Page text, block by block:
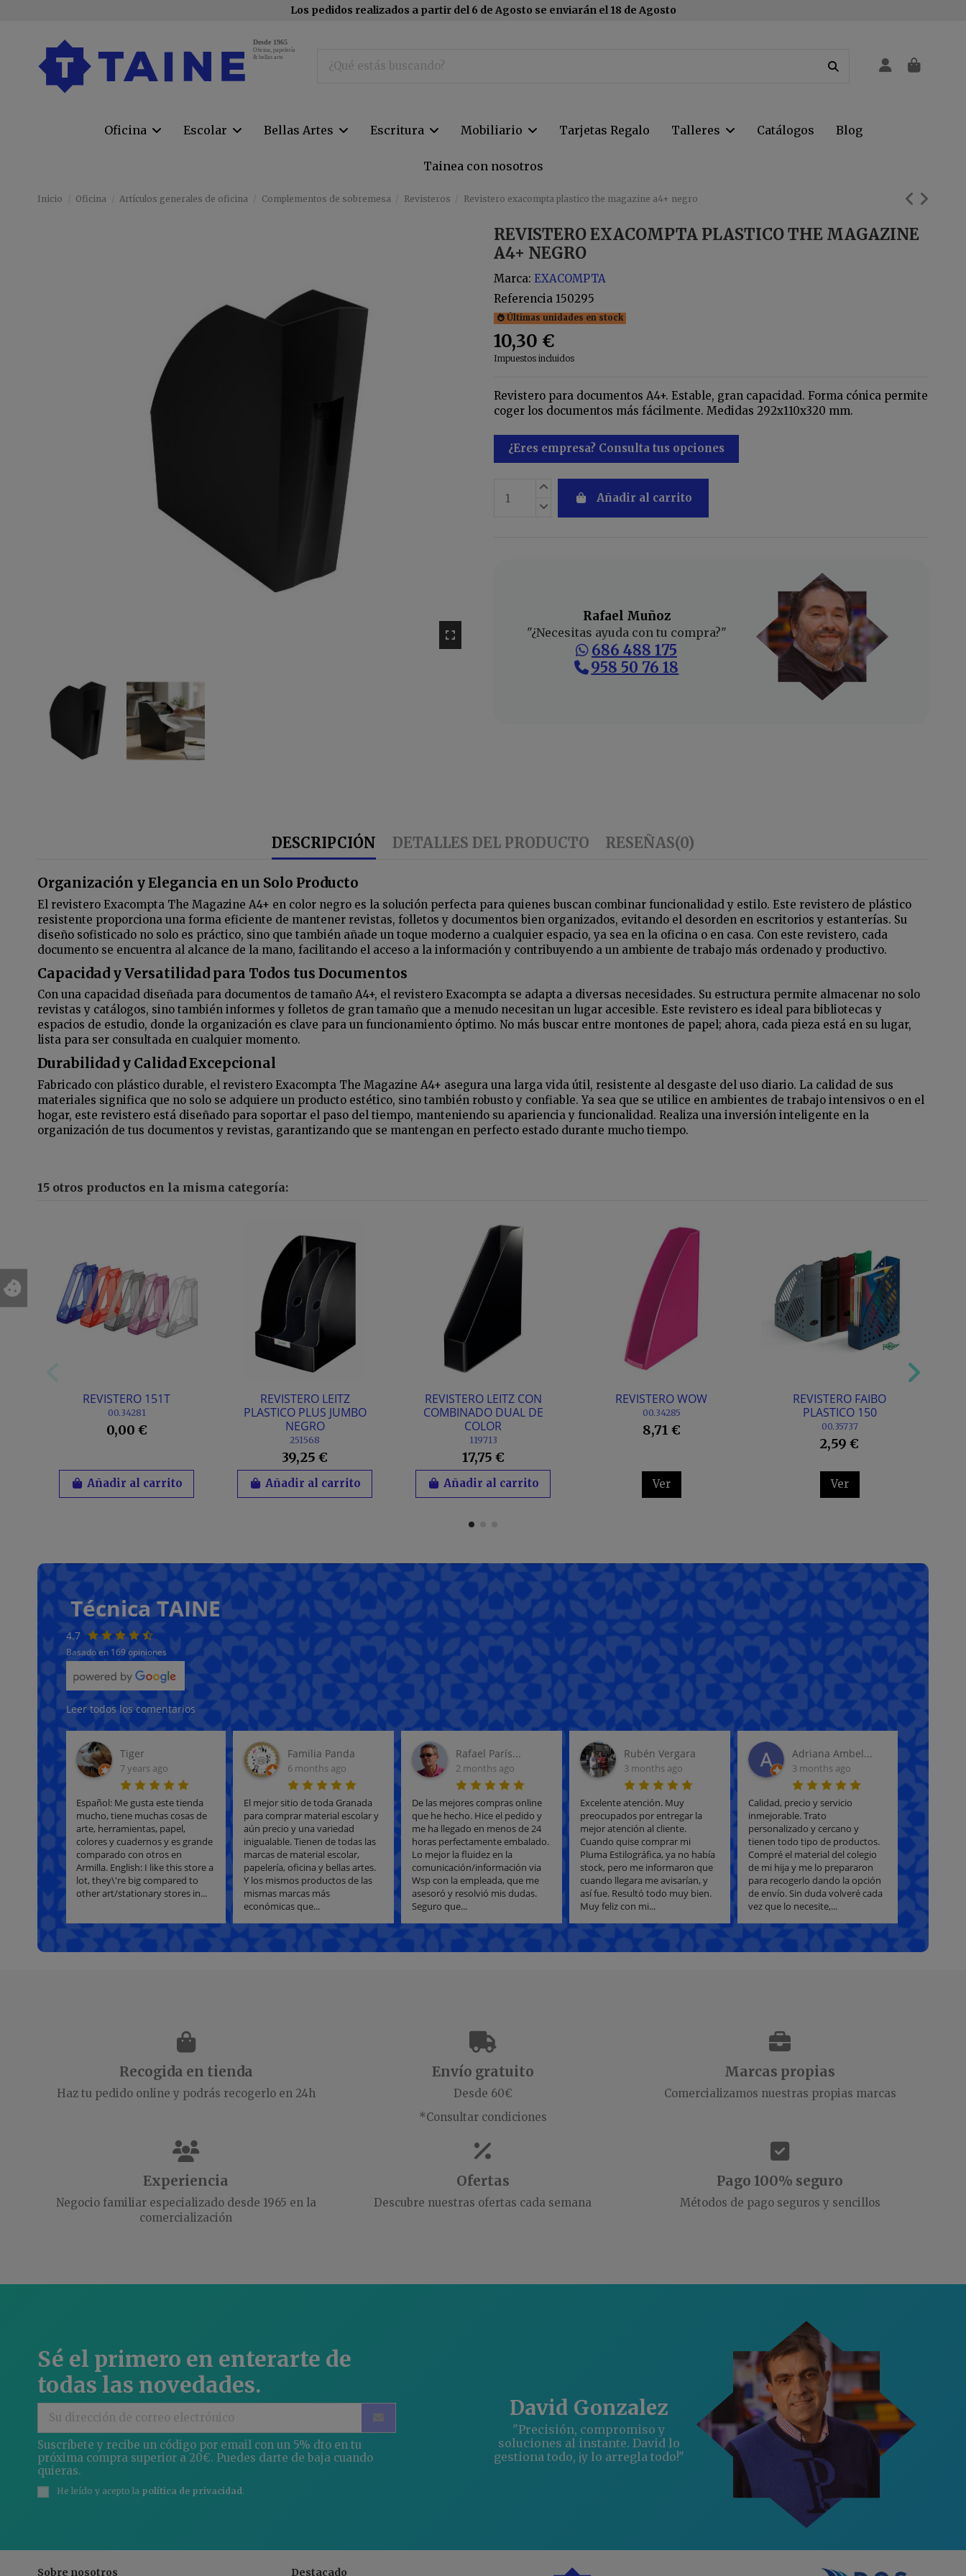
Los pedidos realizados a partir del 6 de Agosto se enviarán el 18 de Agosto
Desde 1965
Oﬁcina, papelería
& bellas arte
Oficina Escolar Bellas Artes Escritura Mobiliario Tarjetas Regalo Talleres Catálogos Blog
Tainea con nosotros
Inicio Oficina Artículos generales de oficina Complementos de sobremesa Revisteros Revistero exacompta plastico the magazine a4+ negro
REVISTERO EXACOMPTA PLASTICO THE MAGAZINE
A4+ NEGRO
Marca: EXACOMPTA
Referencia 150295
Últimas unidades en stock
10,30 €
Impuestos incluidos
Revistero para documentos A4+. Estable, gran capacidad. Forma cónica permite
coger los documentos más fácilmente. Medidas 292x110x320 mm.
¿Eres empresa? Consulta tus opciones
Añadir al carrito
Rafael Muñoz
"¿Necesitas ayuda con tu compra?"
686 488 175
958 50 76 18
DESCRIPCIÓN DETALLES DEL PRODUCTO RESEÑAS(0)
Organización y Elegancia en un Solo Producto
El revistero Exacompta The Magazine A4+ en color negro es la solución perfecta para quienes buscan combinar funcionalidad y estilo. Este revistero de plástico
resistente proporciona una forma eficiente de mantener revistas, folletos y documentos bien organizados, evitando el desorden en escritorios y estanterías. Su
diseño sofisticado no solo es práctico, sino que también añade un toque moderno a cualquier espacio, ya sea en la oficina o en casa. Con este revistero, cada
documento se encuentra al alcance de la mano, facilitando el acceso a la información y contribuyendo a un ambiente de trabajo más ordenado y productivo.
Capacidad y Versatilidad para Todos tus Documentos
Con una capacidad diseñada para documentos de tamaño A4+, el revistero Exacompta se adapta a diversas necesidades. Su estructura permite almacenar no solo
revistas y catálogos, sino también informes y folletos de gran tamaño que a menudo necesitan un lugar accesible. Este revistero es ideal para bibliotecas y
espacios de estudio, donde la organización es clave para un funcionamiento óptimo. No más buscar entre montones de papel; ahora, cada pieza está en su lugar,
lista para ser consultada en cualquier momento.
Durabilidad y Calidad Excepcional
Fabricado con plástico durable, el revistero Exacompta The Magazine A4+ asegura una larga vida útil, resistente al desgaste del uso diario. La calidad de sus
materiales significa que no solo se adquiere un producto estético, sino también robusto y confiable. Ya sea que se utilice en ambientes de trabajo intensivos o en el
hogar, este revistero está diseñado para soportar el paso del tiempo, manteniendo su apariencia y funcionalidad. Realiza una inversión inteligente en la
organización de tus documentos y revistas, garantizando que se mantengan en perfecto estado durante mucho tiempo.
15 otros productos en la misma categoría:
REVISTERO 151T
00.34281
0,00 €
Añadir al carrito
REVISTERO LEITZ
PLASTICO PLUS JUMBO
NEGRO
251568
39,25 €
Añadir al carrito
REVISTERO LEITZ CON
COMBINADO DUAL DE
COLOR
119713
17,75 €
Añadir al carrito
REVISTERO WOW
00.34285
8,71 €
Ver
REVISTERO FAIBO
PLASTICO 150
00.35737
2,59 €
Ver
Técnica TAINE
4.7
Basado en 169 opiniones
Leer todos los comentarios
de
Familia Panda
6 months ago
El mejor sitio de toda Granada
para comprar material escolar y
aún precio y una variedad
inigualable. Tienen de todas las
marcas de material escolar,
papelería, oficina y bellas artes.
Y los mismos productos de las
mismas marcas más
Rafael París...
2 months ago
De las mejores compras online
que he hecho. Hice el pedido y
me ha llegado en menos de 24
horas perfectamente embalado.
Lo mejor la fluidez en la
comunicación/información via
Wsp con la empleada, que me
asesoró y resolvió mis dudas.
Seguro que...
Rubén Vergara
3 months ago
Excelente atención. Muy
preocupados por entregar la
mejor atención al cliente.
Cuando quise comprar mi
Pluma Estilográfica, ya no había
stock, pero me informaron que
cuando llegara me avisarían, y
así fue. Resultó todo muy bien.
Muy feliz con mi...
Adriana Ambel...
3 months ago
Calidad, precio y servicio
inmejorable. Trato
personalizado y cercano y
tienen todo tipo de productos.
Compré el material del colegio
de mi hija y me lo prepararon
para recogerlo dando la opción
de envío. Sin duda volveré cada
vez que lo necesite,...
Tiger
7 years ago
Español: Me gusta este tienda
mucho, tiene muchas cosas de
arte, herramientas, papel,
colores y cuadernos y es grande
comparado con otros en
Armilla. English: I like this store a
lot, they\'re big compared to
other art/stationary stores in...
El mejor
para
aún precio
marcas de
papelería,
Y los
mismas
Recogida en tienda
Haz tu pedido online y podrás recogerlo en 24h
Envío gratuito
Desde 60€
*Consultar condiciones
Marcas propias
Comercializamos nuestras propias marcas
Experiencia
Negocio familiar especializado desde 1965 en la
comercialización
Ofertas
Descubre nuestras ofertas cada semana
Pago 100% seguro
Métodos de pago seguros y sencillos
Sé el primero en enterarte de
todas las novedades.
Suscríbete y recibe un código por email con un 5% dto en tu
próxima compra superior a 20€. Puedes darte de baja cuando
quieras.
He leído y acepto la política de privacidad.
David Gonzalez
"Precisión, compromiso y
soluciones al instante. David lo
gestiona todo, ¡y lo arregla todo!"
Sobre nosotros Destacado